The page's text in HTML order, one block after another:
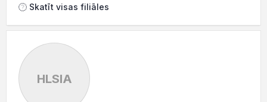
Skatīt visas filiāles
HLSIA